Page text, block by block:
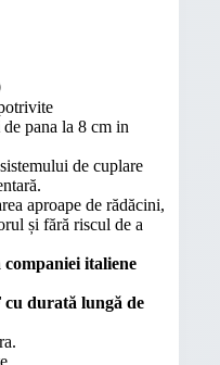
de pana la 8 cm in
de cuplare
aproape de rădăcini,
și fără riscul de a
italiene
durată lungă de